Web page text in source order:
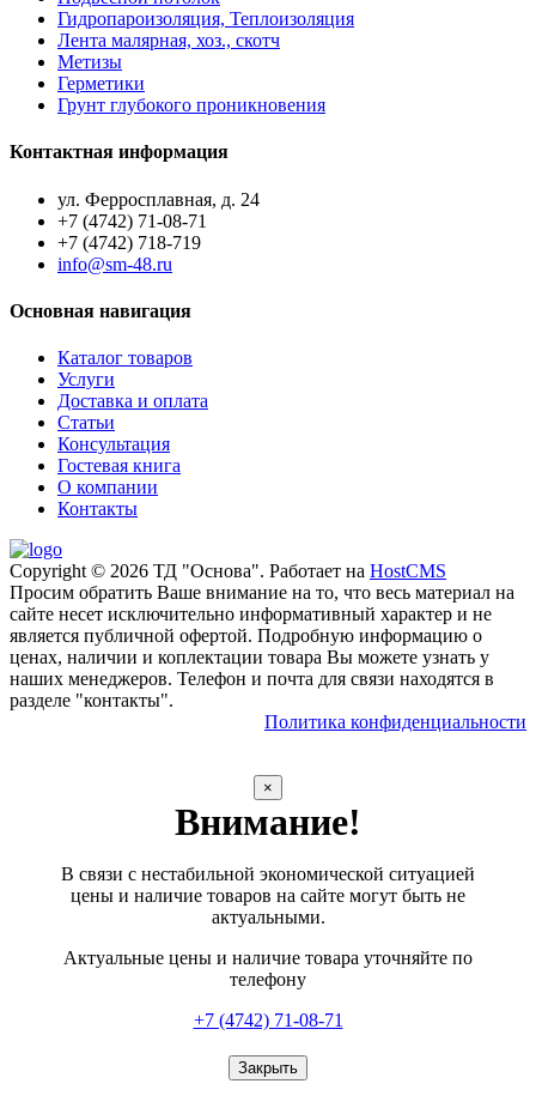
Гидропароизоляция, Теплоизоляция
Лента малярная, хоз., скотч
Метизы
Герметики
Грунт глубокого проникновения
Контактная информация
ул. Ферросплавная, д. 24
+7 (4742) 71-08-71
+7 (4742) 718-719
info@sm-48.ru
Основная навигация
Каталог товаров
Услуги
Доставка и оплата
Статьи
Консультация
Гостевая книга
О компании
Контакты
Copyright © 2026 ТД "Основа". Работает на HostCMS
Просим обратить Ваше внимание на то, что весь материал на
сайте несет исключительно информативный характер и не
является публичной офертой. Подробную информацию о
ценах, наличии и коплектации товара Вы можете узнать у
наших менеджеров. Телефон и почта для связи находятся в
разделе "контакты".
Политика конфиденциальности
×
Внимание!
В связи с нестабильной экономической ситуацией
цены и наличие товаров на сайте могут быть не
актуальными.
Актуальные цены и наличие товара уточняйте по
телефону
+7 (4742) 71-08-71
Закрыть